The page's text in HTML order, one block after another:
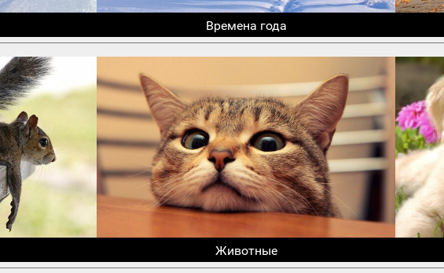
Времена года
Животные